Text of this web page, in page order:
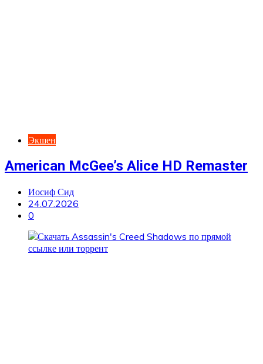
Экшен
American McGee’s Alice HD Remaster
Иосиф Сид
24.07.2026
0